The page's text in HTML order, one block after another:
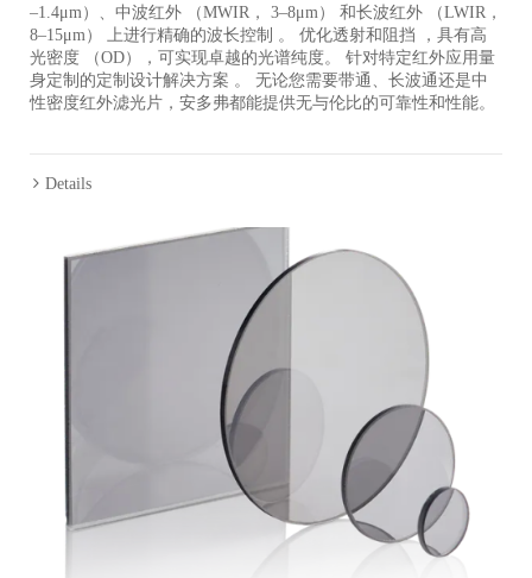
–1.4μm）、中波红外 （MWIR， 3–8μm） 和长波红外 （LWIR，
8–15μm） 上进行精确的波长控制 。 优化透射和阻挡 ，具有高
光密度 （OD），可实现卓越的光谱纯度。 针对特定红外应用量
身定制的定制设计解决方案 。 无论您需要带通、长波通还是中
性密度红外滤光片，安多弗都能提供无与伦比的可靠性和性能。
Details